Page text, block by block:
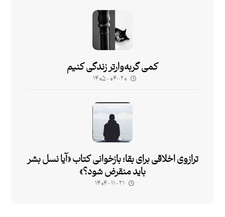
کمی گربه‌وارتر زندگی کنیم
۱۴۰۵-۰۴-۲۰
ترازوی اخلاقی برای بقا؛ بازخوانی کتاب «آیا نسل بشر
باید منقرض شود؟»
۱۴۰۴-۱۱-۲۱